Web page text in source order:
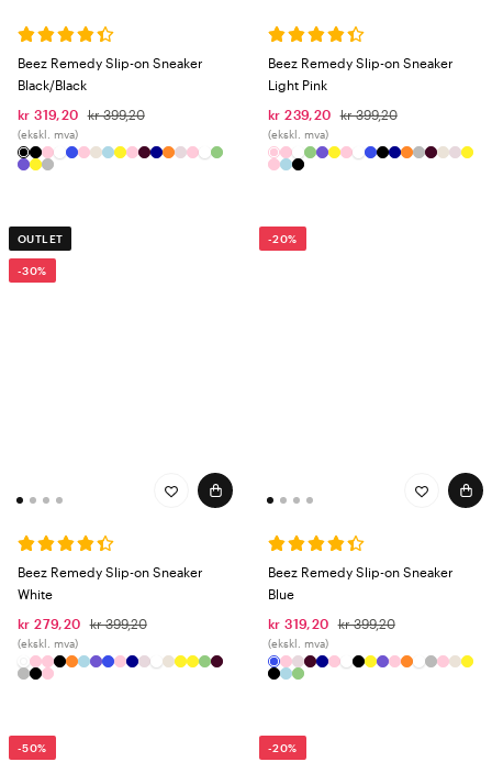
Beez Remedy Slip-on Sneaker
Black/Black
kr 319,20
kr 399,20
(ekskl. mva)
Beez Remedy Slip-on Sneaker
Light Pink
kr 239,20
kr 399,20
(ekskl. mva)
OUTLET
-30%
Beez Remedy Slip-on Sneaker
White
kr 279,20
kr 399,20
(ekskl. mva)
-20%
Beez Remedy Slip-on Sneaker
Blue
kr 319,20
kr 399,20
(ekskl. mva)
-50% -20%